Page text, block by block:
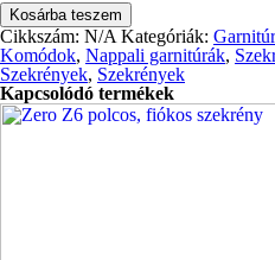
Kosárba teszem
Cikkszám: N/A Kategóriák:
Komódok, Nappali garnitúrák,
Szekrények, Szekrények
Kapcsolódó termékek